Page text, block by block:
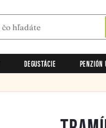
DEGUSTÁCIE PENZIÓN